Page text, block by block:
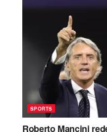
SPORTS
Roberto Mancini